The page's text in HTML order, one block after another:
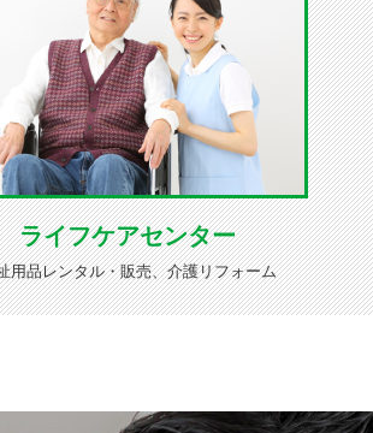
ライフケアセンター
用品レンタル・販売、介護リフォーム